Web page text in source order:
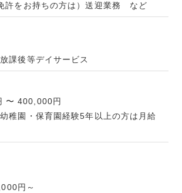
許をお持ちの方は）送迎業務 など
課後等デイサービス
〜 400,000円
稚園・保育園経験5年以上の方は月給
円～